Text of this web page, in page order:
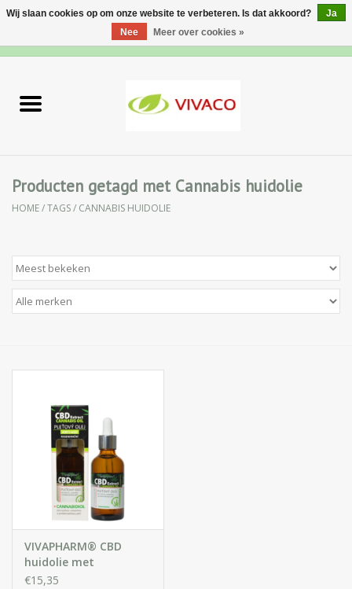
Lichaamsverzorging
Specialiteiten
Natuurlijke Kruiden
Apotheek
Effecten
Gift sets
Producten getagd met Cannabis huidolie
HOME/TAGS/ CANNABIS HUIDOLIE
VIVAPHARM® CBD
huidolie met
Cannabidiol
€15,35
Wij slaan cookies op om onze website te verbeteren. Is dat akkoord?
Ja
Nee
Meer over cookies »